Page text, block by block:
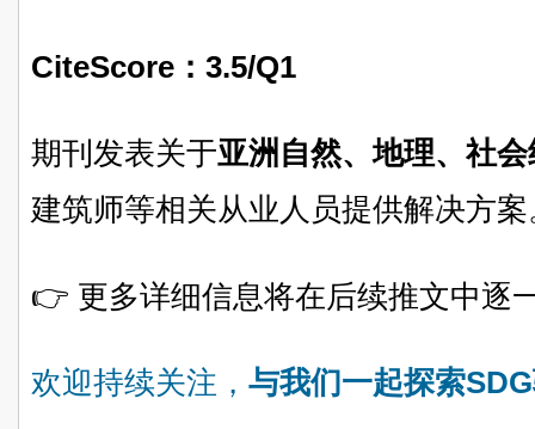
CiteScore： 3.5/Q1
期刊发表关于亚洲自然、地理、社
建筑师等相关从业人员提供解决方案
👉 更多详细信息将在后续推文中逐
欢迎持续关注， 与我们一起探索